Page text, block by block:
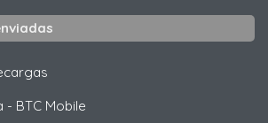
- BTC Mobile